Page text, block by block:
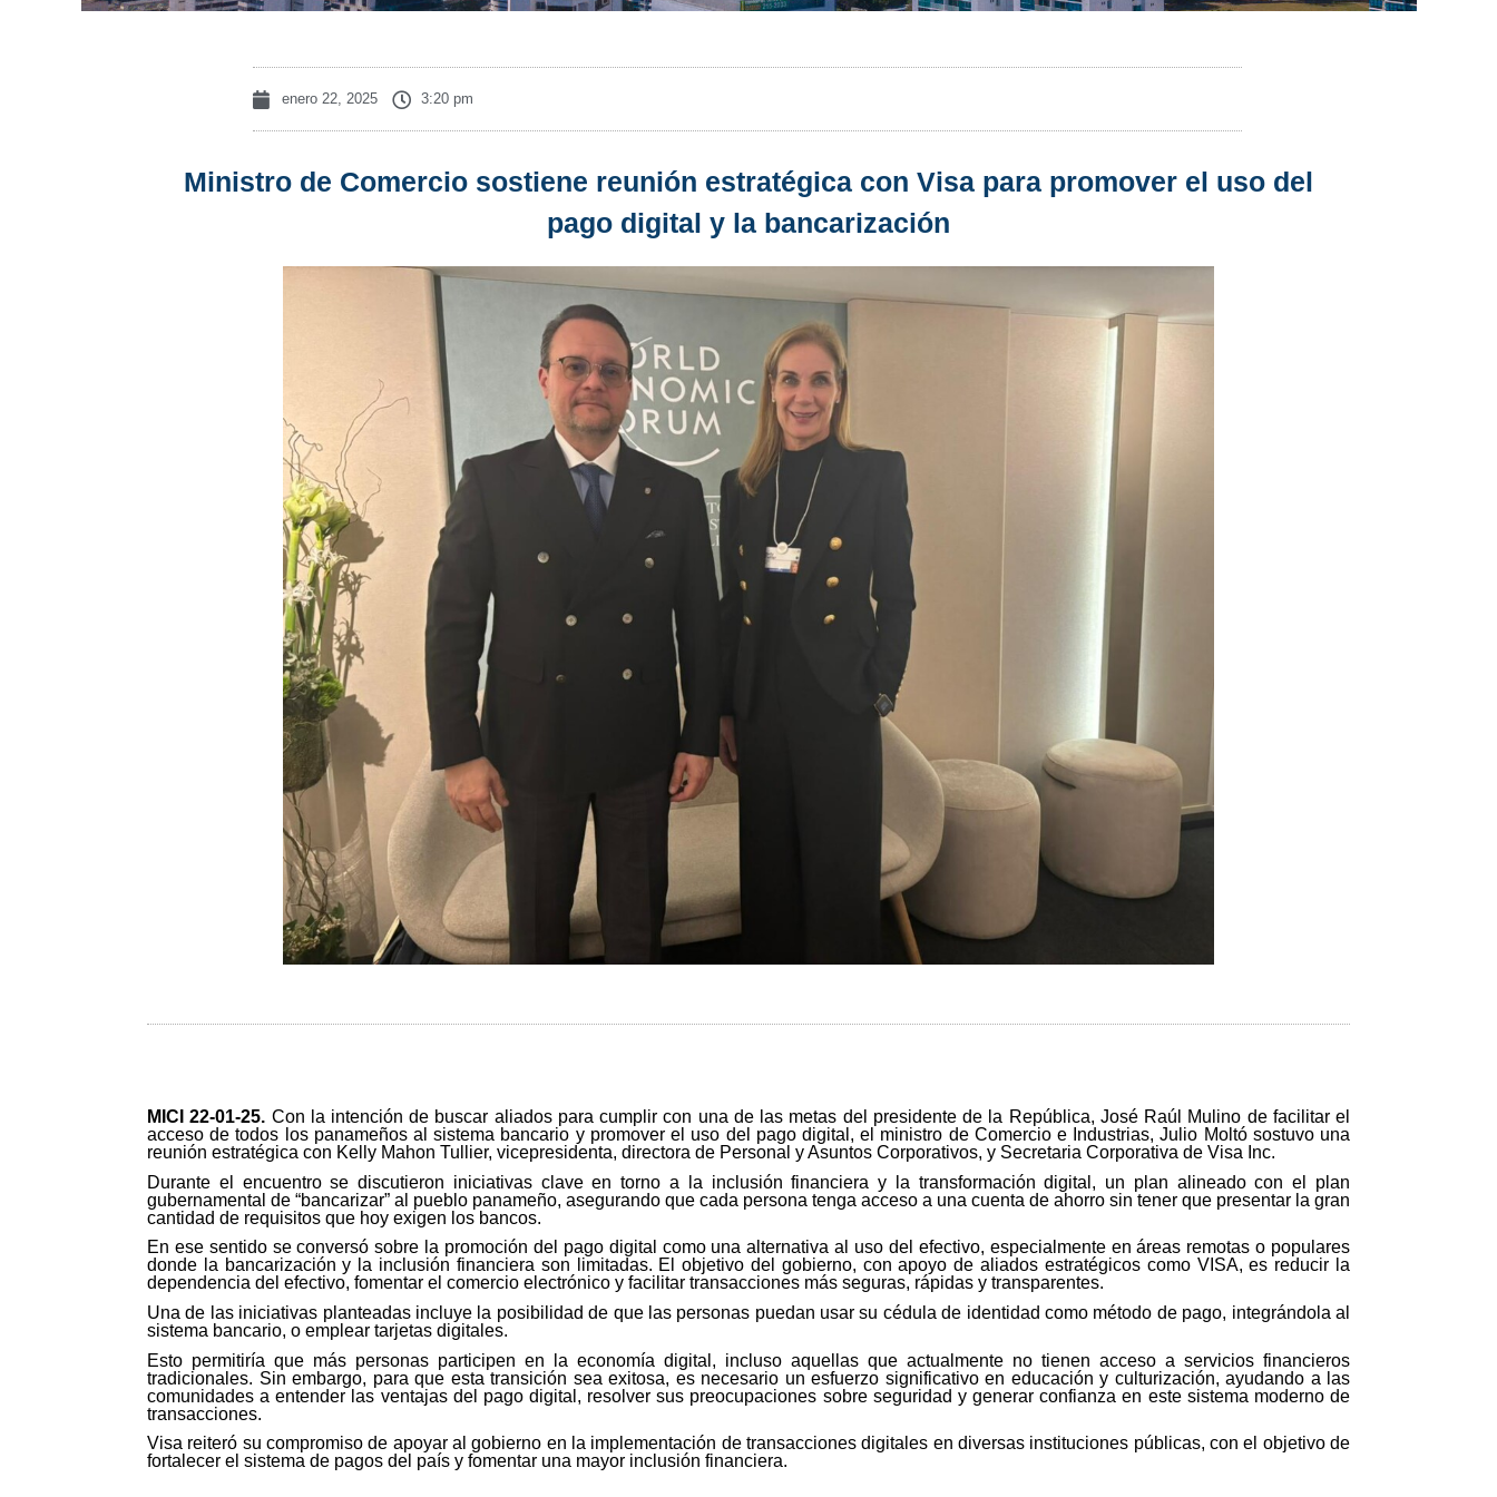
enero 22, 2025 3:20 pm
Ministro de Comercio sostiene reunión estratégica con Visa para promover el uso del
pago digital y la bancarización
MICI 22-01-25. Con la intención de buscar aliados para cumplir con una de las metas del presidente de la República, José Raúl Mulino de facilitar el
acceso de todos los panameños al sistema bancario y promover el uso del pago digital, el ministro de Comercio e Industrias, Julio Moltó sostuvo una
reunión estratégica con Kelly Mahon Tullier, vicepresidenta, directora de Personal y Asuntos Corporativos, y Secretaria Corporativa de Visa Inc.
Durante el encuentro se discutieron iniciativas clave en torno a la inclusión financiera y la transformación digital, un plan alineado con el plan
gubernamental de “bancarizar” al pueblo panameño, asegurando que cada persona tenga acceso a una cuenta de ahorro sin tener que presentar la gran
cantidad de requisitos que hoy exigen los bancos.
En ese sentido se conversó sobre la promoción del pago digital como una alternativa al uso del efectivo, especialmente en áreas remotas o populares
donde la bancarización y la inclusión financiera son limitadas. El objetivo del gobierno, con apoyo de aliados estratégicos como VISA, es reducir la
dependencia del efectivo, fomentar el comercio electrónico y facilitar transacciones más seguras, rápidas y transparentes.
Una de las iniciativas planteadas incluye la posibilidad de que las personas puedan usar su cédula de identidad como método de pago, integrándola al
sistema bancario, o emplear tarjetas digitales.
Esto permitiría que más personas participen en la economía digital, incluso aquellas que actualmente no tienen acceso a servicios financieros
tradicionales. Sin embargo, para que esta transición sea exitosa, es necesario un esfuerzo significativo en educación y culturización, ayudando a las
comunidades a entender las ventajas del pago digital, resolver sus preocupaciones sobre seguridad y generar confianza en este sistema moderno de
transacciones.
Visa reiteró su compromiso de apoyar al gobierno en la implementación de transacciones digitales en diversas instituciones públicas, con el objetivo de
fortalecer el sistema de pagos del país y fomentar una mayor inclusión financiera.